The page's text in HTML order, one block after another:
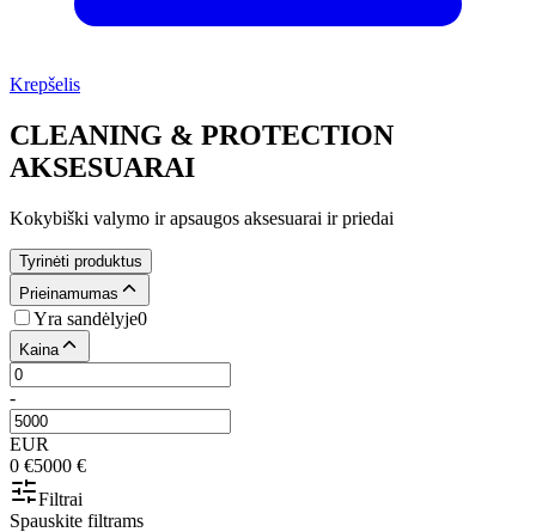
Krepšelis
CLEANING & PROTECTION
AKSESUARAI
Kokybiški valymo ir apsaugos aksesuarai ir priedai
Tyrinėti produktus
Prieinamumas
Yra sandėlyje0
Kaina
-
EUR
0 €5000 €
Filtrai
Spauskite filtrams